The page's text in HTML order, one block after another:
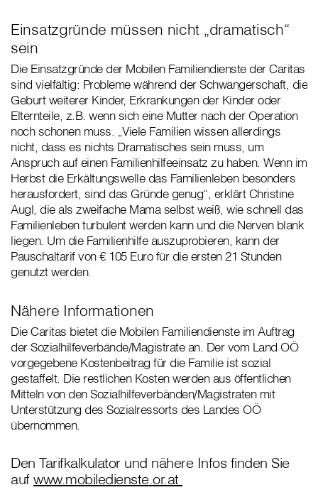
Einsatzgründe müssen nicht „dramatisch“
sein
Die Einsatzgründe der Mobilen Familiendienste der Caritas
sind vielfältig: Probleme während der Schwangerschaft, die
Geburt weiterer Kinder, Erkrankungen der Kinder oder
Elternteile, z.B. wenn sich eine Mutter nach der Operation
noch schonen muss. „Viele Familien wissen allerdings
nicht, dass es nichts Dramatisches sein muss, um
Anspruch auf einen Familienhilfeeinsatz zu haben. Wenn im
Herbst die Erkältungswelle das Familienleben besonders
herausfordert, sind das Gründe genug“, erklärt Christine
Augl, die als zweifache Mama selbst weiß, wie schnell das
Familienleben turbulent werden kann und die Nerven blank
liegen. Um die Familienhilfe auszuprobieren, kann der
Pauschaltarif von € 105 Euro für die ersten 21 Stunden
genutzt werden.
Nähere Informationen
Die Caritas bietet die Mobilen Familiendienste im Auftrag
der Sozialhilfeverbände/Magistrate an. Der vom Land OÖ
vorgegebene Kostenbeitrag für die Familie ist sozial
gestaffelt. Die restlichen Kosten werden aus öffentlichen
Mitteln von den Sozialhilfeverbänden/Magistraten mit
Unterstützung des Sozialressorts des Landes OÖ
übernommen.
Den Tarifkalkulator und nähere Infos finden Sie
auf www.mobiledienste.or.at